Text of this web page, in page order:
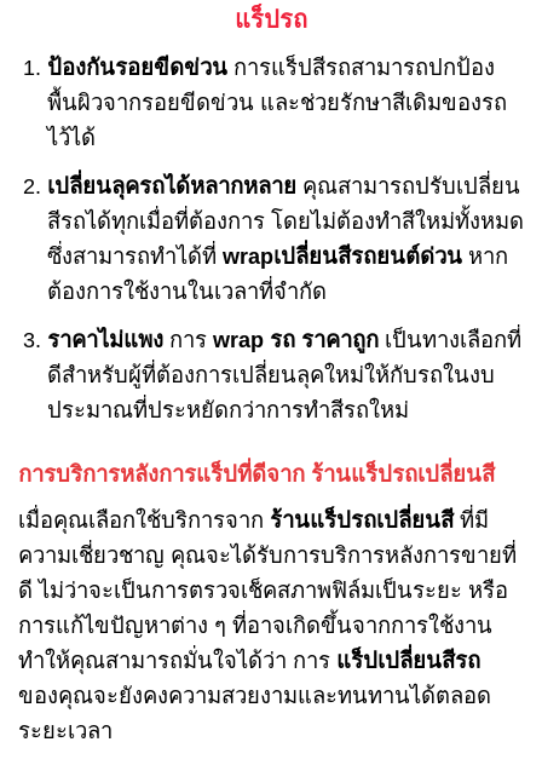
แร็ปรถ
ป้องกันรอยขีดข่วนการแร็ปสีรถสามารถปกป้อง
พื้นผิวจากรอยขีดข่วน และช่วยรักษาสีเดิมของรถ
ไว้ได้
เปลี่ยนลุครถได้หลากหลาย คุณสามารถปรับเปลี่ยน
สีรถได้ทุกเมื่อที่ต้องการ โดยไม่ต้องทำสีใหม่ทั้งหมด
ซึ่งสามารถทำได้ที่ wrapเปลี่ยนสีรถยนต์ด่วนหาก
ต้องการใช้งานในเวลาที่จำกัด
ราคาไม่แพงการ wrap รถ ราคาถูกเป็นทางเลือกที่
ดีสำหรับผู้ที่ต้องการเปลี่ยนลุคใหม่ให้กับรถในงบ
ประมาณที่ประหยัดกว่าการทำสีรถใหม่
การบริการหลังการแร็ปที่ดีจาก ร้านแร็ปรถเปลี่ยนสี
เมื่อคุณเลือกใช้บริการจาก ร้านแร็ปรถเปลี่ยนสีที่มี
ความเชี่ยวชาญ คุณจะได้รับการบริการหลังการขายที่
ดี ไม่ว่าจะเป็นการตรวจเช็คสภาพฟิล์มเป็นระยะ หรือ
การแก้ไขปัญหาต่าง ๆ ที่อาจเกิดขึ้นจากการใช้งาน
ทำให้คุณสามารถมั่นใจได้ว่า การ แร็ปเปลี่ยนสีรถ
ของคุณจะยังคงความสวยงามและทนทานได้ตลอด
ระยะเวลา